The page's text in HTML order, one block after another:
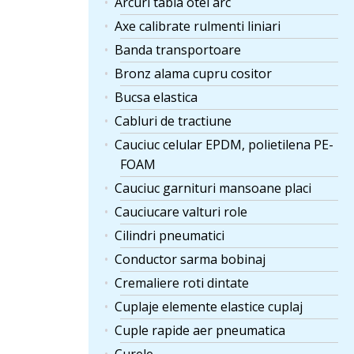
Axe calibrate rulmenti liniari
Banda transportoare
Bronz alama cupru cositor
Bucsa elastica
Cabluri de tractiune
Cauciuc celular EPDM, polietilena PE-
FOAM
Cauciuc garnituri mansoane placi
Cauciucare valturi role
Cilindri pneumatici
Conductor sarma bobinaj
Cremaliere roti dintate
Cuplaje elemente elastice cuplaj
Cuple rapide aer pneumatica